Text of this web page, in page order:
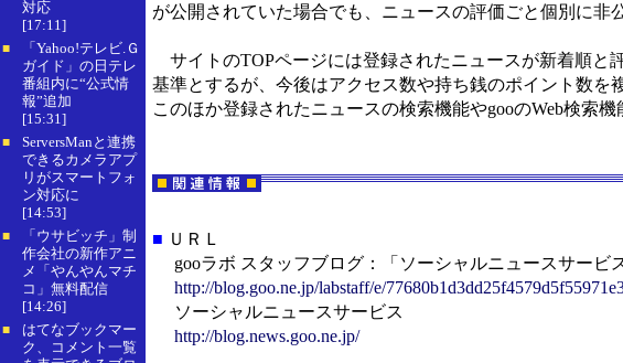
対応
[17:11]
■
「Yahoo!テレビ.Ｇ
ガイド」の日テレ
番組内に“公式情
報”追加
[15:31]
■
ServersManと連携
できるカメラアプ
リがスマートフォ
ン対応に
[14:53]
■
「ウサビッチ」制
作会社の新作アニ
メ「やんやんマチ
コ」無料配信
[14:26]
■
はてなブックマー
ク、コメント一覧
が公開されていた場合でも、ニュースの評価ごと個別に非
サイトのTOPページには登録されたニュースが新着順と
基準とするが、今後はアクセス数や持ち銭のポイント数を
このほか登録されたニュースの検索機能やgooのWeb検索機
■ ＵＲＬ
gooラボ スタッフブログ：「ソーシャルニュースサービ
http://blog.goo.ne.jp/labstaff/e/
ソーシャルニュースサービス
http://blog.news.goo.ne.jp/